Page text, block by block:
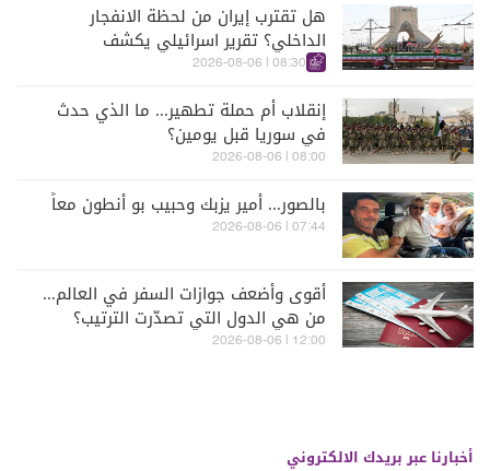
هل تقترب إيران من لحظة الانفجار
الداخلي؟ تقرير اسرائيلي يكشف
الكواليس
08:30 | 2026-08-06
إنقلاب أم حملة تطهير... ما الذي حدث
في سوريا قبل يومين؟
08:00 | 2026-08-06
بالصور... أمير يزبك وحبيب بو أنطون معاً
07:44 | 2026-08-06
أقوى وأضعف جوازات السفر في العالم...
من هي الدول التي تصدّرت الترتيب؟
12:00 | 2026-08-06
أخبارنا عبر بريدك الالكتروني